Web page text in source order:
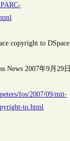
copyright to DSpace
News 2007年9月29日
fos/2007/09/mit-
to.html